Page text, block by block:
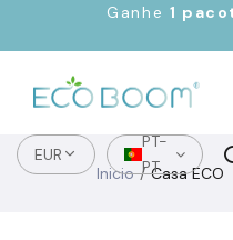
Ganhe 1
EUR
PT-
PT
Inicio Casa ECO